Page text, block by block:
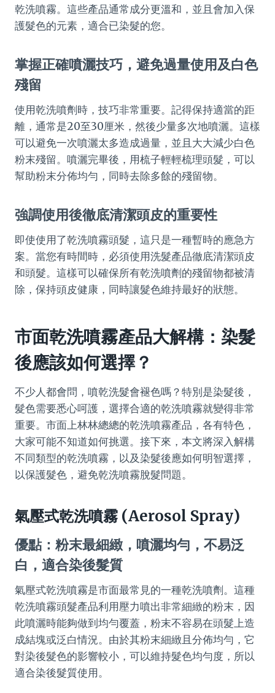
乾洗噴霧。這些產品通常成分更溫和，並且會加入保
護髮色的元素，適合已染髮的您。
掌握正確噴灑技巧，避免過量使用及白色
殘留
使用乾洗噴劑時，技巧非常重要。記得保持適當的距
離，通常是20至30厘米，然後少量多次地噴灑。這樣
可以避免一次噴灑太多造成過量，並且大大減少白色
粉末殘留。噴灑完畢後，用梳子輕輕梳理頭髮，可以
幫助粉末分佈均勻，同時去除多餘的殘留物。
強調使用後徹底清潔頭皮的重要性
即使使用了乾洗噴霧頭髮，這只是一種暫時的應急方
案。當您有時間時，必須使用洗髮產品徹底清潔頭皮
和頭髮。這樣可以確保所有乾洗噴劑的殘留物都被清
除，保持頭皮健康，同時讓髮色維持最好的狀態。
市面乾洗噴霧產品大解構：染髮
後應該如何選擇？
不少人都會問，噴乾洗髮會褪色嗎？特別是染髮後，
髮色需要悉心呵護，選擇合適的乾洗噴霧就變得非常
重要。市面上林林總總的乾洗噴霧產品，各有特色，
大家可能不知道如何挑選。接下來，本文將深入解構
不同類型的乾洗噴霧，以及染髮後應如何明智選擇，
以保護髮色，避免乾洗噴霧脫髮問題。
氣壓式乾洗噴霧 (Aerosol Spray)
優點：粉末最細緻，噴灑均勻，不易泛
白，適合染後髮質
氣壓式乾洗噴霧是市面最常見的一種乾洗噴劑。這種
乾洗噴霧頭髮產品利用壓力噴出非常細緻的粉末，因
此噴灑時能夠做到均勻覆蓋，粉末不容易在頭髮上造
成結塊或泛白情況。由於其粉末細緻且分佈均勻，它
對染後髮色的影響較小，可以維持髮色均勻度，所以
適合染後髮質使用。